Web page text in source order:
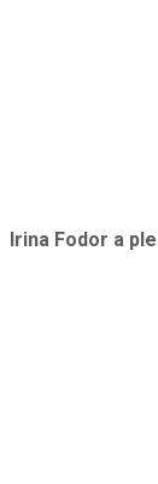
Irina Fodor a